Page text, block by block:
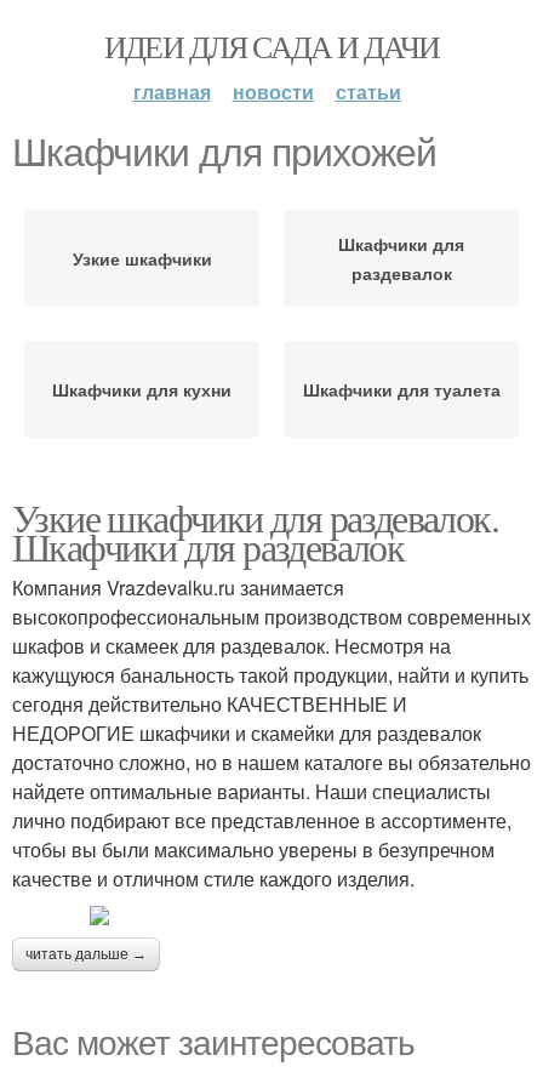
ИДЕИ ДЛЯ САДА И ДАЧИ
главная новости статьи
Шкафчики для прихожей
Узкие шкафчики
Шкафчики для
раздевалок
Шкафчики для кухни Шкафчики для туалета
Узкие шкафчики для раздевалок.
Шкафчики для раздевалок
Компания Vrazdevalku.ru занимается
высокопрофессиональным производством современных
шкафов и скамеек для раздевалок. Несмотря на
кажущуюся банальность такой продукции, найти и купить
сегодня действительно КАЧЕСТВЕННЫЕ И
НЕДОРОГИЕ шкафчики и скамейки для раздевалок
достаточно сложно, но в нашем каталоге вы обязательно
найдете оптимальные варианты. Наши специалисты
лично подбирают все представленное в ассортименте,
чтобы вы были максимально уверены в безупречном
качестве и отличном стиле каждого изделия.
читать дальше →
Вас может заинтересовать